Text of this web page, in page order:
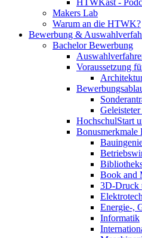
Makers Lab
Warum an die HTWK?
Bewerbung &
Bachelor Bewerbung
Voraussetzung
HochschulStart
Bonusmerkmale
Book and
3D-Druck
Energie-,
Informatik